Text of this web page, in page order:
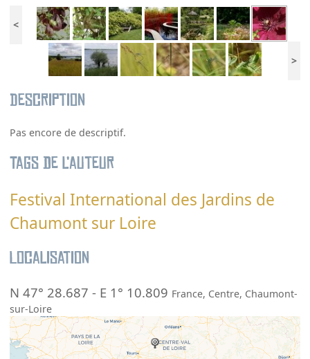
<
>
Description
Pas encore de descriptif.
Tags de l’auteur
Festival International des Jardins de
Chaumont sur Loire
Localisation
N 47° 28.687 - E 1° 10.809 France, Centre, Chaumont-
sur-Loire